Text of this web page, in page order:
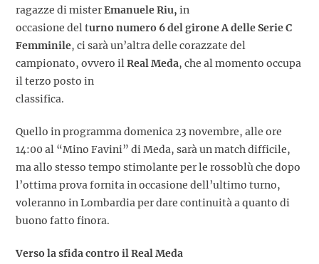
ragazze di misterEmanuele Riu, in
occasione del turno numero 6 del girone A delle Serie C
Femminile, ci sarà un’altra delle corazzate del
campionato, ovvero ilReal Meda, che al momento occupa
il terzo posto in
classifica.
Quello in programma domenica 23 novembre, alle ore
14:00 al “Mino Favini” di Meda, sarà un match difficile,
ma allo stesso tempo stimolante per le rossoblù che dopo
l’ottima prova fornita in occasione dell’ultimo turno,
voleranno in Lombardia per dare continuità a quanto di
buono fatto finora.
Verso la sfida contro il Real Meda